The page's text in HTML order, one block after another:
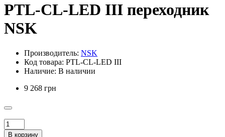
PTL-CL-LED III переходник
NSK
Производитель: NSK
Код товара: PTL-CL-LED III
Наличие: В наличии
9 268 грн
В корзину